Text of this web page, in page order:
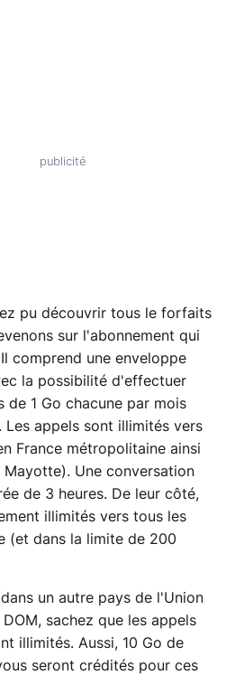
pu découvrir tous le forfaits
sur l'abonnement qui
comprend une enveloppe
la possibilité d'effectuer
de 1 Go chacune par mois
appels sont illimités vers
France métropolitaine ainsi
Mayotte). Une conversation
de 3 heures. De leur côté,
illimités vers tous les
(et dans la limite de 200
un autre pays de l'Union
sachez que les appels
illimités. Aussi, 10 Go de
seront crédités pour ces